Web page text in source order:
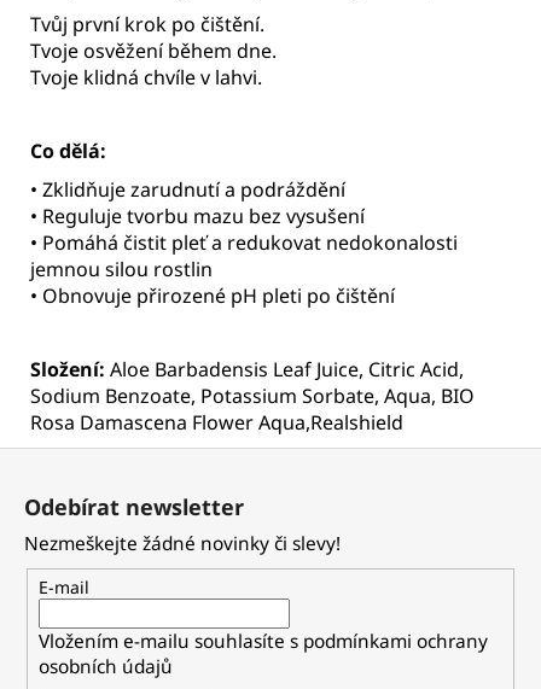
Tvůj první krok po čištění.
Tvoje osvěžení během dne.
Tvoje klidná chvíle v lahvi.
Co dělá:
• Zklidňuje zarudnutí a podráždění
• Reguluje tvorbu mazu bez vysušení
• Pomáhá čistit pleť a redukovat nedokonalosti
jemnou silou rostlin
• Obnovuje přirozené pH pleti po čištění
Složení: Aloe Barbadensis Leaf Juice, Citric Acid,
Sodium Benzoate, Potassium Sorbate, Aqua, BIO
Rosa Damascena Flower Aqua,Realshield
Z
Odebírat newsletter
Nezmeškejte žádné novinky či slevy!
E-mail
Vložením e-mailu souhlasíte s podmínkami ochrany
osobních údajů